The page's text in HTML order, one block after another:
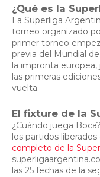
¿Qué es la
La Superliga
torneo organizado
primer torneo
previa del Mundial
la impronta
las primeras
vuelta.
El fixture de la
¿Cuándo juega
los partidos
completo de la
las 25 fechas de la